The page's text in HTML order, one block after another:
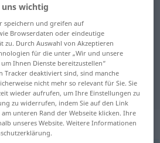
Übersetzung für
Übersetzung
wichtig
speichern und greifen auf
Browserdaten oder eindeutige
zu. Durch Auswahl von Akzeptieren
für die unter „Wir und unsere
Ihnen Dienste bereitzustellen“
Tracker deaktiviert sind, sind manche
nicht mehr so relevant für Sie. Sie
wieder aufrufen, um Ihre Einstellungen zu
zu widerrufen, indem Sie auf den Link
unteren Rand der Webseite klicken. Ihre
unseres Website. Weitere Informationen